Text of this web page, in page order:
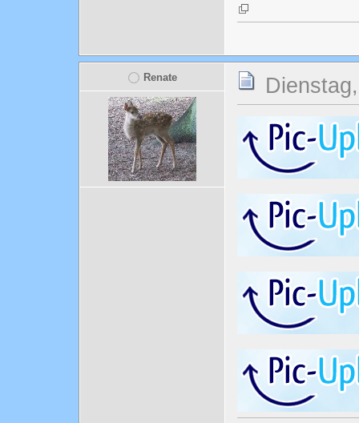
Renate